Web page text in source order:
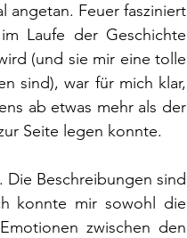
angetan. Feuer fasziniert
Laufe der Geschichte
(und sie mir eine tolle
sind), war für mich klar,
ab etwas mehr als der
Seite legen konnte.
Die Beschreibungen sind
konnte mir sowohl die
zwischen den